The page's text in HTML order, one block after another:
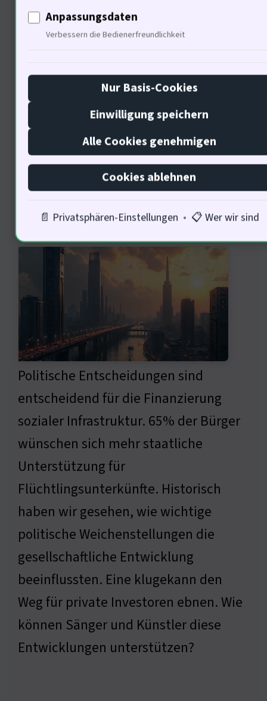
Revolutionen erinnern, die die
Lebensbedingungen der Arbeiter
Infrastruktur muss sowohl ökonomisch
als auch sozial tragfähig sein. Wie
wirken sich politische Entscheidungen
auf die Finanzierung aus?
Politische Entscheidungen und
soziale Infrastruktur
Politische Entscheidungen sind
entscheidend für die Finanzierung
sozialer Infrastruktur. 65% der Bürger
wünschen sich mehr staatliche
Unterstützung für
Flüchtlingsunterkünfte. Historisch
haben wir gesehen, wie wichtige
politische Weichenstellungen die
gesellschaftliche Entwicklung
beeinflussten. Eine klugekann den
Weg für private Investoren ebnen. Wie
können Sänger und Künstler diese
Entwicklungen unterstützen?
Anpassungsdaten
Verbessern die Bedienerfreundlichkeit
Nur Basis-Cookies
Einwilligung speichern
Alle Cookies genehmigen
Cookies ablehnen
📄 Privatsphären-Einstellungen • 📋 Wer wir sind